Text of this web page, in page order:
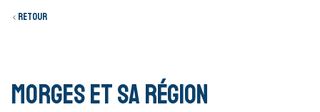
Retour
MORGES et sa région